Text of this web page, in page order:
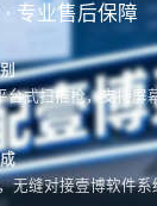
专业售后保障
台式扫描枪，支持屏
无缝对接壹博软件